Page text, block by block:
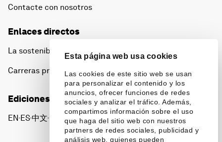
Esta página web usa cookies
Las cookies de este sitio web se usan
para personalizar el contenido y los
anuncios, ofrecer funciones de redes
sociales y analizar el tráfico. Además,
compartimos información sobre el uso
que haga del sitio web con nuestros
partners de redes sociales, publicidad y
análisis web, quienes pueden
Contacte con nosotros
Enlaces directos
La sostenibilidad en el Foro
Carreras profesionales
Ediciones en otros idiomas
EN ▪ ES▪中文▪ 日本語